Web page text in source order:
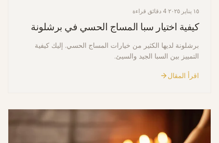
١٥ يناير ٢٠٢٥ 4 دقائق قراءة
كيفية اختيار سبا المساج الحسي في برشلونة
برشلونة لديها الكثير من خيارات المساج الحسي. إليك كيفية
التمييز بين السبا الجيد والسيئ.
اقرأ المقال